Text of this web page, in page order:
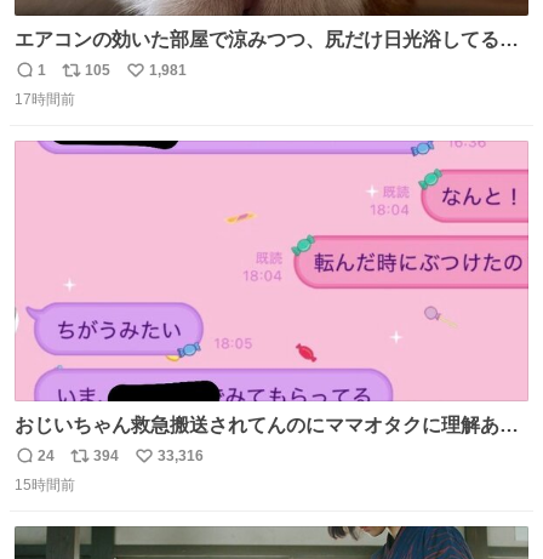
エアコンの効いた部屋で涼みつつ、尻だけ日光浴してる猫
もはや貴族じゃん！
返
信
1
リ
ポ
ト
105
い
数
1,981
17時間前
おじいちゃん救急搬送されてんのにママオタクに理解あっ
て不謹慎だけどウケる
返
信
24
リ
ポ
ト
394
い
数
33,316
15時間前